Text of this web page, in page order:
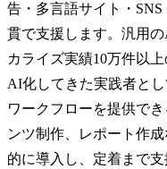
告・多言語サイト・
貫で支援します。汎用
カライズ実績10万件以
AI化してきた実践者と
ワークフローを提供で
ンツ制作、レポート作
的に導入し、定着まで支